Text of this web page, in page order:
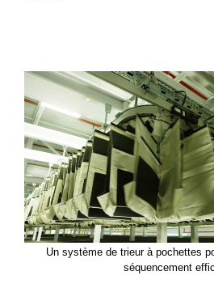
Un système de trieur à pochettes
séquencement